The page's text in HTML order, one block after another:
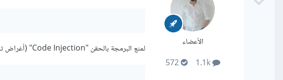
الأعضاء
1.1k
572
لمنع البرمجة بالحقن "Code Injection" (أغراض تخريبية).